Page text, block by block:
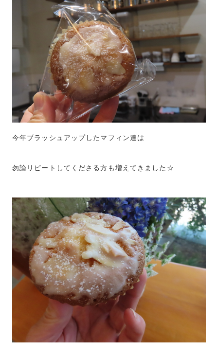
今年ブラッシュアップしたマフィン達は
勿論リピートしてくださる方も増えてきました☆